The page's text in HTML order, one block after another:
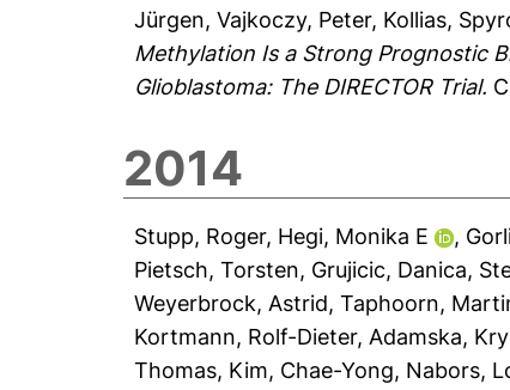
Jürgen,Vajkoczy, Peter, Kollias,
Methylation Is a Strong Prognostic
Glioblastoma: The DIRECTOR Trial.
2014
Stupp, Roger, Hegi, Monika E ,
Pietsch, Torsten, Grujicic, Danica,
Weyerbrock, Astrid,Taphoorn,
Kortmann, Rolf-Dieter, Adamska,
Thomas, Kim, Chae-Yong, Nabors,